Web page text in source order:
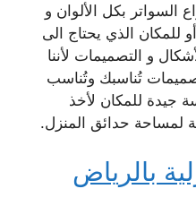
السواتر بكل الألوان و
للمكان الذي يحتاج الى
و التصميمات لأننا
تُناسبك وتُناسب
جيدة للمكان لأخذ
لمساحة حدائق المنزل.
بالرياض